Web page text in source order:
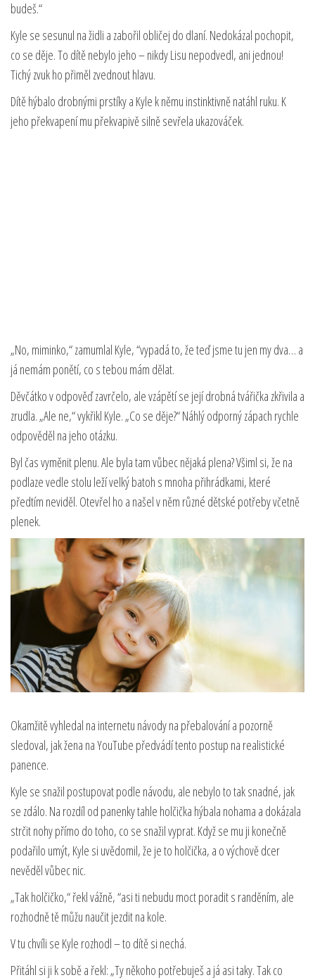
budeš.“
Kyle se sesunul na židli a zabořil obličej do dlaní. Nedokázal pochopit,
co se děje. To dítě nebylo jeho – nikdy Lisu nepodvedl, ani jednou!
Tichý zvuk ho přiměl zvednout hlavu.
Dítě hýbalo drobnými prstíky a Kyle k němu instinktivně natáhl ruku. K
jeho překvapení mu překvapivě silně sevřela ukazováček.
„No, miminko,“ zamumlal Kyle, “vypadá to, že teď jsme tu jen my dva… a
já nemám ponětí, co s tebou mám dělat.
Děvčátko v odpověď zavrčelo, ale vzápětí se její drobná tvářička zkřivila a
zrudla. „Ale ne,“ vykřikl Kyle. „Co se děje?“ Náhlý odporný zápach rychle
odpověděl na jeho otázku.
Byl čas vyměnit plenu. Ale byla tam vůbec nějaká plena? Všiml si, že na
podlaze vedle stolu leží velký batoh s mnoha přihrádkami, které
předtím neviděl. Otevřel ho a našel v něm různé dětské potřeby včetně
plenek.
Okamžitě vyhledal na internetu návody na přebalování a pozorně
sledoval, jak žena na YouTube předvádí tento postup na realistické
panence.
Kyle se snažil postupovat podle návodu, ale nebylo to tak snadné, jak
se zdálo. Na rozdíl od panenky tahle holčička hýbala nohama a dokázala
strčit nohy přímo do toho, co se snažil vyprat. Když se mu ji konečně
podařilo umýt, Kyle si uvědomil, že je to holčička, a o výchově dcer
nevěděl vůbec nic.
„Tak holčičko,“ řekl vážně, “asi ti nebudu moct poradit s randěním, ale
rozhodně tě můžu naučit jezdit na kole.
V tu chvíli se Kyle rozhodl – to dítě si nechá.
Přitáhl si ji k sobě a řekl: „Ty někoho potřebuješ a já asi taky. Tak co